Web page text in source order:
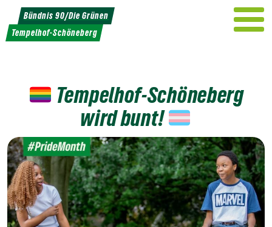
Weiter
zum
Inhalt
Bündnis 90/Die Grünen
Tempelhof-Schöneberg
Tempelhof-Schöneberg
wird bunt!